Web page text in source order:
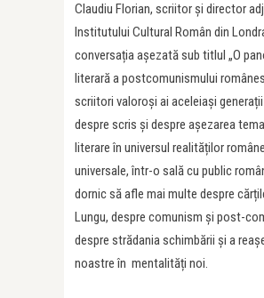
Claudiu Florian, scriitor și director
Institutului Cultural Român din
conversația așezată sub titlul „O
literară a postcomunismului
scriitori valoroși ai aceleiași
despre scris și despre așezarea
literare în universul realităților
universale, într-o sală cu public
dornic să afle mai multe despre
Lungu, despre comunism și post-
despre strădania schimbării și a
noastre în mentalități noi.